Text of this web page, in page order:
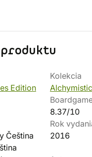
Edition
Kolekcia
8.37/10
Čeština
Rok
2016